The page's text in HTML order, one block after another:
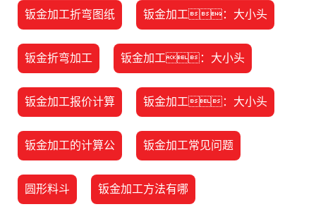
钣金加工折弯图纸 钣金加工：大小头
钣金折弯加工 钣金加工：大小头
钣金加工报价计算 钣金加工：大小头
钣金加工的计算公 钣金加工常见问题
圆形料斗 钣金加工方法有哪